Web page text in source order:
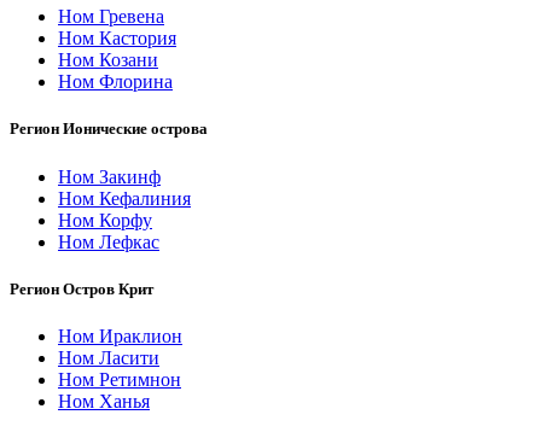
Ном Гревена
Ном Кастория
Ном Козани
Ном Флорина
Регион Ионические острова
Ном Закинф
Ном Кефалиния
Ном Корфу
Ном Лефкас
Регион Остров Крит
Ном Ираклион
Ном Ласити
Ном Ретимнон
Ном Ханья